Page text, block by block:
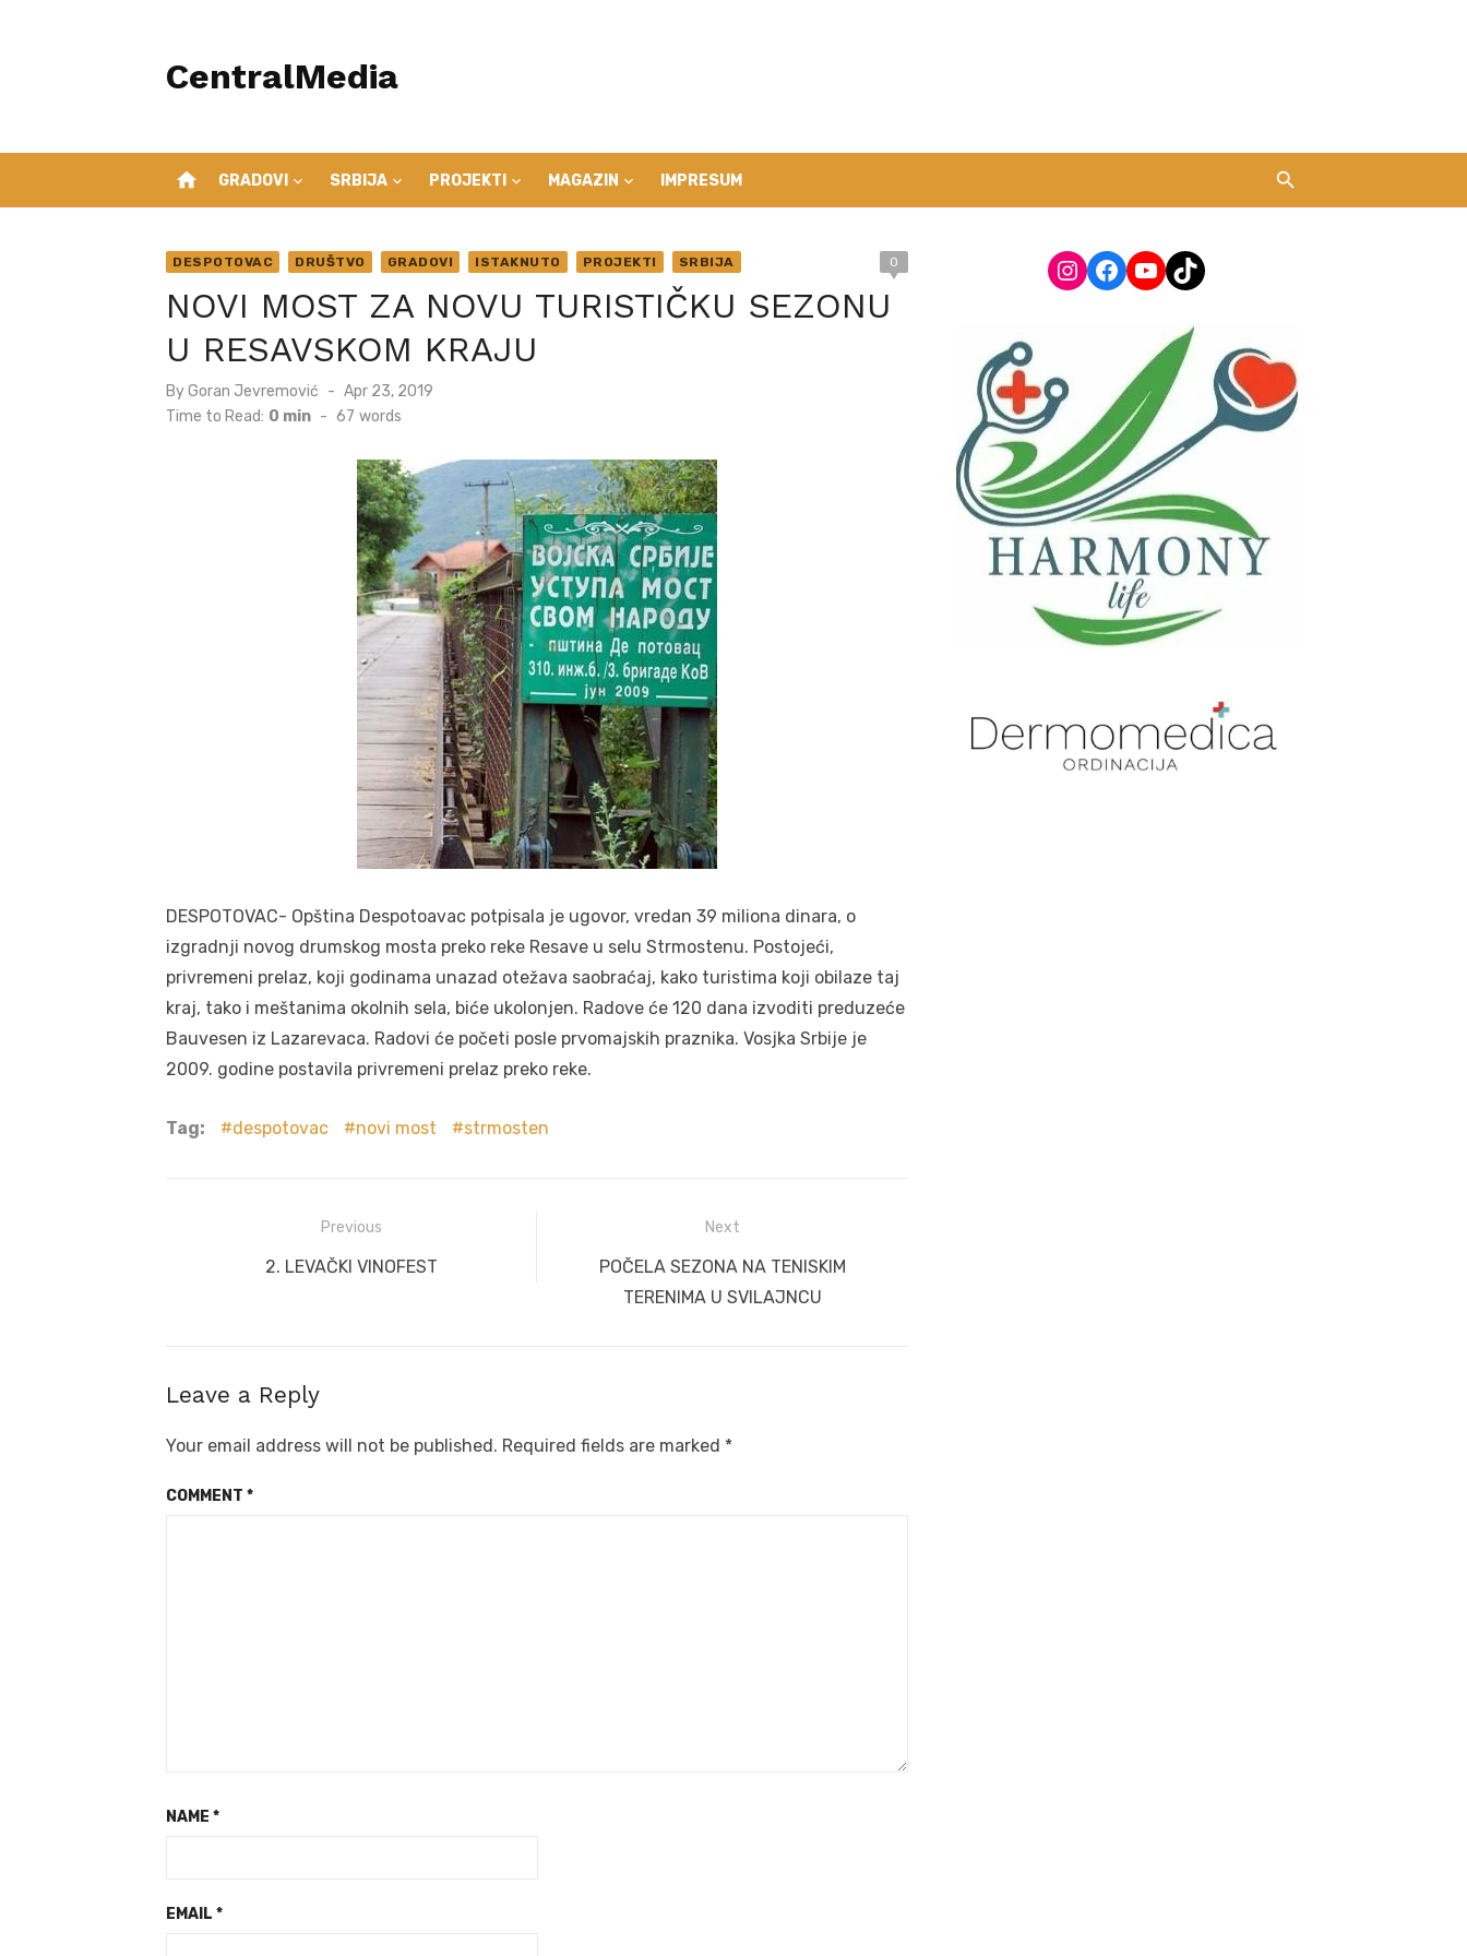
CentralMedia
home GRADOVI SRBIJA PROJEKTI MAGAZIN IMPRESUM
DESPOTOVAC DRUŠTVO GRADOVI ISTAKNUTO PROJEKTI SRBIJA 0
NOVI MOST ZA NOVU TURISTIČKU SEZONU
U RESAVSKOM KRAJU
ByGoran Jevremović
Posted
on
Apr 23, 2019
Time to Read: 0 min - 67 words
DESPOTOVAC- Opština Despotoavac potpisala je ugovor, vredan 39 miliona dinara, o
izgradnji novog drumskog mosta preko reke Resave u selu Strmostenu. Postojeći,
privremeni prelaz, koji godinama unazad otežava saobraćaj, kako turistima koji obilaze taj
kraj, tako i meštanima okolnih sela, biće ukolonjen. Radove će 120 dana izvoditi preduzeće
Bauvesen iz Lazarevaca. Radovi će početi posle prvomajskih praznika. Vosjka Srbije je
2009. godine postavila privremeni prelaz preko reke.
Tag: despotovac novi most strmosten
navigation
Previous
Previous
2. LEVAČKI VINOFEST
Next
Next
POČELA SEZONA NA TENISKIM
TERENIMA U SVILAJNCU
Leave a Reply
Your email address will not be published. Required fields are marked *
COMMENT *
NAME *
EMAIL *
Instagram
Facebook
YouTube
TikTok